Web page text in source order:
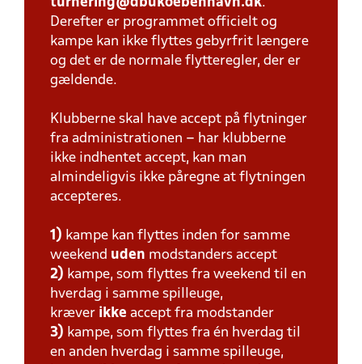
turnering@dbukoebenhavn.dk.
Derefter er programmet officielt og
kampe kan ikke flyttes gebyrfrit længere
og det er de normale flytteregler, der er
gældende.
Klubberne skal have accept på flytninger
fra administrationen – har klubberne
ikke indhentet accept, kan man
almindeligvis ikke påregne at flytningen
accepteres.
1) kampe kan flyttes inden for samme
weekend uden modstanders accept
2) kampe, som flyttes fra weekend til en
hverdag i samme spilleuge,
kræver ikke accept fra modstander
3) kampe, som flyttes fra én hverdag til
en anden hverdag i samme spilleuge,